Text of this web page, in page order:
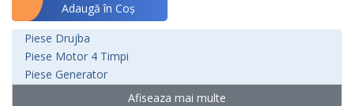
Adaugă în Coş
Piese Drujba
Piese Motor 4 Timpi
Piese Generator
Afiseaza mai multe